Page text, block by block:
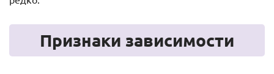
Признаки зависимости